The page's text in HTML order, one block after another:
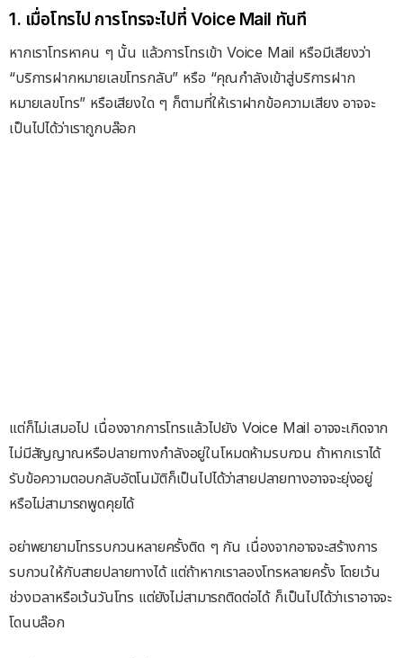
1. เมื่อโทรไป การโทรจะไปที่ Voice Mail ทันที
หากเราโทรหาคน ๆ นั้น แล้วการโทรเข้า Voice Mail หรือมีเสียงว่า
“บริการฝากหมายเลขโทรกลับ” หรือ “คุณกำลังเข้าสู่บริการฝาก
หมายเลขโทร” หรือเสียงใด ๆ ก็ตามที่ให้เราฝากข้อความเสียง อาจจะ
เป็นไปได้ว่าเราถูกบล๊อก
แต่ก็ไม่เสมอไป เนื่องจากการโทรแล้วไปยัง Voice Mail อาจจะเกิดจาก
ไม่มีสัญญาณหรือปลายทางกำลังอยู่ในโหมดห้ามรบกวน ถ้าหากเราได้
รับข้อความตอบกลับอัตโนมัติก็เป็นไปได้ว่าสายปลายทางอาจจะยุ่งอยู่
หรือไม่สามารถพูดคุยได้
อย่าพยายามโทรรบกวนหลายครั้งติด ๆ กัน เนื่องจากอาจจะสร้างการ
รบกวนให้กับสายปลายทางได้ แต่ถ้าหากเราลองโทรหลายครั้ง โดยเว้น
ช่วงเวลาหรือเว้นวันโทร แต่ยังไม่สามารถติดต่อได้ ก็เป็นไปได้ว่าเราอาจจะ
โดนบล๊อก